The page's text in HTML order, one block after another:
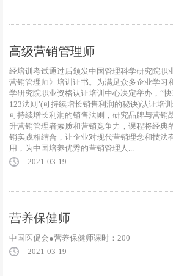
高级营销管理师
经培训考试通过后颁发中国管理科学研究院职
营销管理师》培训证书。为满足众多企业学习
学研究院职业资格认证培训中心决定举办，“
123法则’(可持续增长销售利润的秘诀)认证培
可持续增长利润的销售法则，研究品牌与营销
升营销管理者素质和营销竞争力，课程将经典
销实践相结合，让企业对现代营销理念和技法
用，为中国培养优秀的营销管理人...
2021-03-19
营养保健师
中国医促会●营养保健师课时：200
2021-03-19